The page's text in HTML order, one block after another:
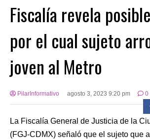
Fiscalía revela
por el cual sujeto
joven al Metro
PilarInformativo agosto 3, 2023 9:20 pm 0
La Fiscalía General de Justicia de la
(FGJ-CDMX) señaló que el sujeto que